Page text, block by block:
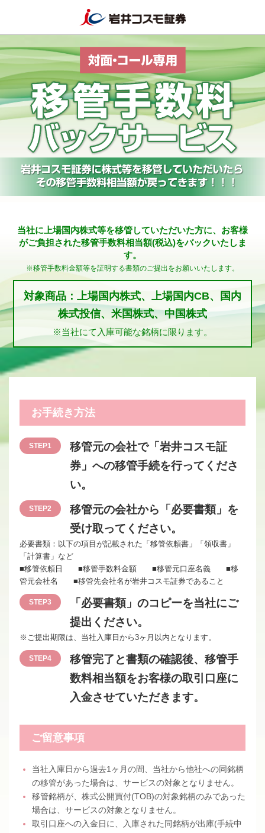
当社に上場国内株式等を移管していただいた方に、お客様
がご負担された移管手数料相当額(税込)をバックいたしま
す。
※移管手数料金額等を証明する書類のご提出をお願いいたします。
対象商品：上場国内株式、上場国内CB、国内
株式投信、米国株式、中国株式
※当社にて入庫可能な銘柄に限ります。
お手続き方法
STEP1
移管元の会社で「岩井コスモ証
券」への移管手続を行ってくださ
い。
STEP2
移管元の会社から「必要書類」を
受け取ってください。
必要書類：以下の項目が記載された「移管依頼書」「領収書」
「計算書」など
■移管依頼日 ■移管手数料金額 ■移管元口座名義 ■移
管元会社名 ■移管先会社名が岩井コスモ証券であること
STEP3
「必要書類」のコピーを当社にご
提出ください。
※ご提出期限は、当社入庫日から3ヶ月以内となります。
STEP4
移管完了と書類の確認後、移管手
数料相当額をお客様の取引口座に
入金させていただきます。
ご留意事項
当社入庫日から過去1ヶ月の間、当社から他社への同銘柄
の移管があった場合は、サービスの対象となりません。
移管銘柄が、株式公開買付(TOB)の対象銘柄のみであった
場合は、サービスの対象となりません。
取引口座への入金日に、入庫された同銘柄が出庫(手続中